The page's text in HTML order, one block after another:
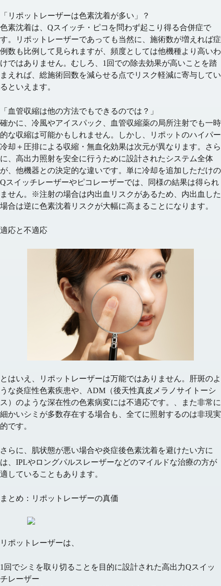
「リポットレーザーは色素沈着が多い」？
色素沈着は、Qスイッチ・ピコを問わず起こり得る合併症で
す。リポットレーザーであっても当然に、施術数が増えれば症
例数も比例して見られますが、 頻度としては他機種より高いわ
けではありません。むしろ、 1回での除去効果が高いことを踏
まえれば、 総施術回数を減らせる 点でリスク軽減に寄与してい
るといえます。
「血管収縮は他の方法でもできるのでは？」
確かに、冷風やアイスパック、血管収縮薬の局所注射でも一時
的な収縮は可能かもしれません。しかし、リポットのハイパー
冷却＋圧排による収縮・無血化効果は次元が異なります。さら
に、 高出力照射を安全に行うために設計されたシステム全体
が、他機器との決定的な違いです。単に冷却を追加しただけの
Qスイッチレーザーやピコレーザーでは、同様の結果は得られ
ません。※注射の場合は内出血リスクがあるため、内出血した
場合は逆に色素沈着リスクが大幅に高まることになります。
適応と不適応
とはいえ、リポットレーザーは万能ではありません。 肝斑のよ
うな炎症性色素疾患や、 ADM（後天性真皮メラノサイトーシ
ス） のような深在性の色素病変には不適応です。、また非常に
細かいシミが多数存在する場合 も、全てに照射するのは非現実
的です。
さらに、 肌状態が悪い場合や炎症後色素沈着を避けたい方に
は、IPLやロングパルスレーザーなどのマイルドな治療の方が
適していることもあります。
まとめ：リポットレーザーの真価
リポットレーザーは、
1回でシミを取り切ること を目的に設計された高出力Qスイッ
チレーザー